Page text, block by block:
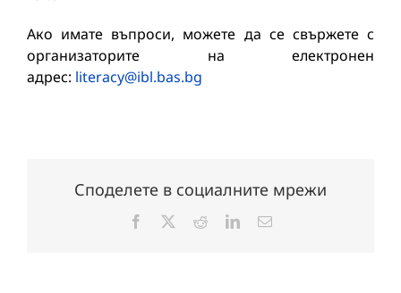
Ако имате въпроси, можете да се свържете с
организаторите на електронен
адрес: literacy@ibl.bas.bg
Споделете в социалните мрежи
Facebook RedditLinkedInЕлектронна